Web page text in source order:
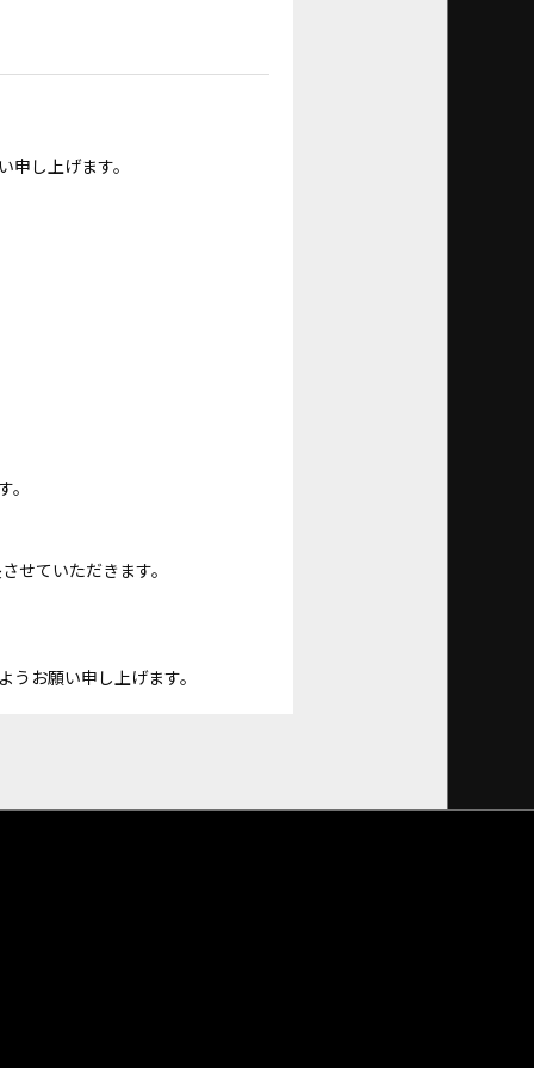
し上げます。
せていただきます。
お願い申し上げます。